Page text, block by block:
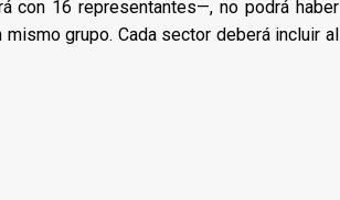
con 16 representantes—, no podrá haber
grupo. Cada sector deberá incluir al